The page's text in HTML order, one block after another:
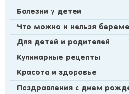
Болезни у детей
Что можно и нельзя
Для детей и родителей
Кулинарные рецепты
Красота и здоровье
Поздравления с днем